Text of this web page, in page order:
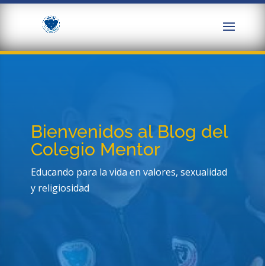
Bienvenidos al Blog del
Colegio Mentor
Educando para la vida en valores, sexualidad
y religiosidad